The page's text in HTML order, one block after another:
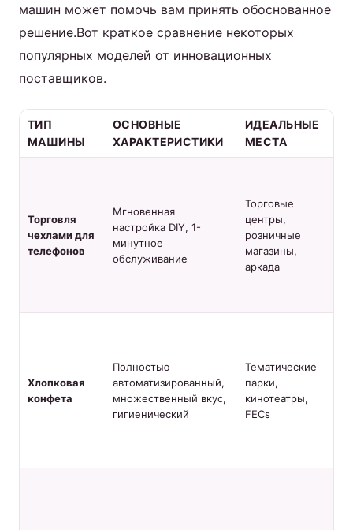
машин может помочь вам принять обоснованное
решение.Вот краткое сравнение некоторых
популярных моделей от инновационных
поставщиков.
ТИП
МАШИНЫ
ОСНОВНЫЕ
ХАРАКТЕРИСТИКИ
ИДЕАЛЬНЫЕ
МЕСТА
Торговля
чехлами для
телефонов
Мгновенная
настройка DIY, 1-
минутное
обслуживание
Торговые
центры,
розничные
магазины,
аркада
Хлопковая
конфета
Полностью
автоматизированный,
множественный вкус,
гигиенический
Тематические
парки,
кинотеатры,
FECs